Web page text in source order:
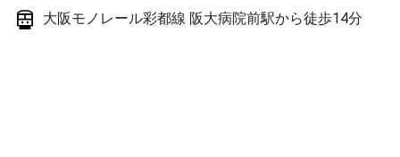
大阪モノレール彩都線 阪大病院前駅から徒歩14分